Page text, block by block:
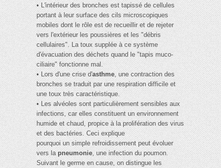
• L'intérieur des bronches est tapissé de cellules
portant à leur surface des cils microscopiques
mobiles dont le rôle est de recueillir et de rejeter
vers l'extérieur les poussières et les "débris
cellulaires". La toux supplée à ce système
d'évacuation des déchets quand le "tapis muco-
ciliaire" fonctionne mal.
• Lors d'une crise d'asthme, une contraction des
bronches se traduit par une respiration difficile et
une toux très caractéristique.
• Les alvéoles sont particulièrement sensibles aux
infections, car elles constituent un environnement
humide et chaud, propice à la prolifération des virus
et des bactéries. Ceci explique
pourquoi un simple refroidissement peut évoluer
vers lapneumonie, une infection du poumon.
Suivant le germe en cause, on distingue les